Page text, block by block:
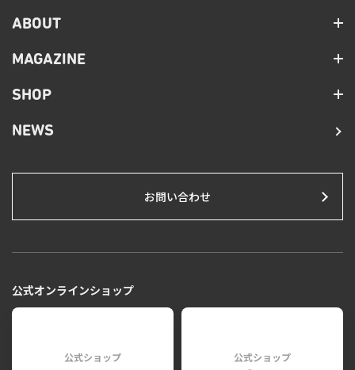
ABOUT
MAGAZINE
SHOP
NEWS
お問い合わせ
公式オンラインショップ
公式ショップ 公式ショップ